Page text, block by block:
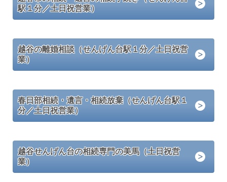
駅１分／土日祝営業）
越谷の離婚相談（せんげん台駅１分／土日祝営
業）
春日部相続・遺言・相続放棄（せんげん台駅１
分／土日祝営業）
越谷せんげん台の相続専門の美馬（土日祝営
業）